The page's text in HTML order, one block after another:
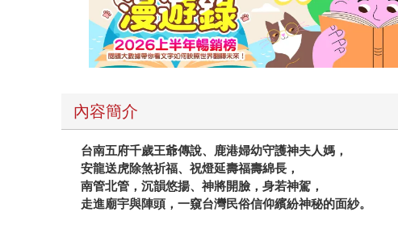
內容簡介
台南五府千歲王爺傳說、鹿港婦幼守護神夫人媽，
安龍送虎除煞祈福、祝燈延壽福壽綿長，
南管北管，沉韻悠揚、神將開臉，身若神駕，
走進廟宇與陣頭，一窺台灣民俗信仰繽紛神秘的面紗。